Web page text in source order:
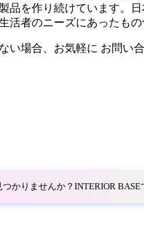
ールド
品を作り続けています。
活者のニーズにあったも
い場合、お気軽に お問い
かりませんか？INTERIOR